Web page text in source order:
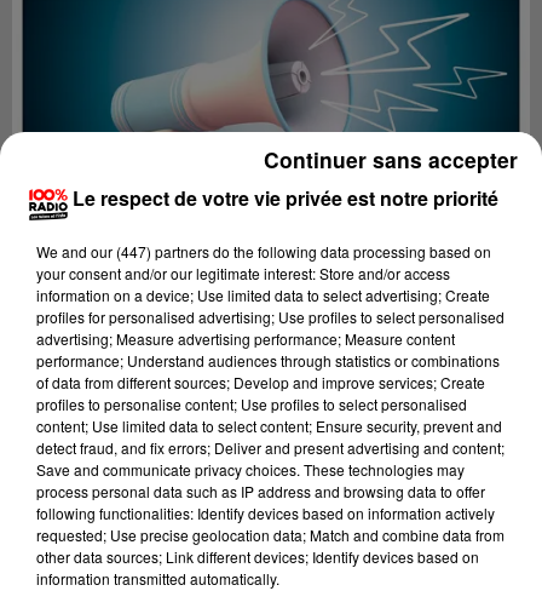
Lecture (2 min 22 sec)
100%
100% Radio les infos de l'Hérault
Le respect de votre vie privée est notre priorité
We and our (447) partnersdo the following data processing based on
your consent and/or our legitimate interest: Store and/or access
information on a device; Use limited data to select advertising; Create
profiles for personalised advertising; Use profiles to select personalised
advertising; Measure advertising performance; Measure content
performance; Understand audiences through statistics or combinations
of data from different sources; Develop and improve services; Create
profiles to personalise content; Use profiles to select personalised
content; Use limited data to select content; Ensure security, prevent and
detect fraud, and fix errors; Deliver and present advertising and content;
Save and communicate privacy choices. These technologies may
process personal data such as IP address and browsing data to offer
following functionalities: Identify devices based on information actively
requested; Use precise geolocation data; Match and combine data from
other data sources; Link different devices; Identify devices based on
information transmitted automatically.
Continuer sans accepter